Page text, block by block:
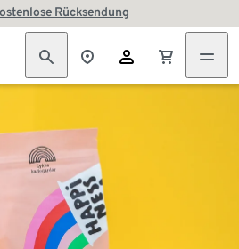
Rücksendung